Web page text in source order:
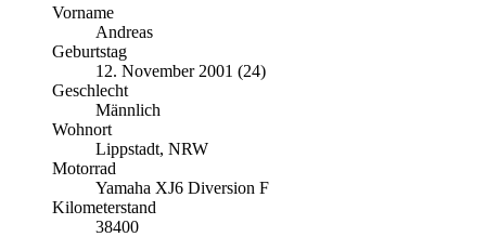
Vorname
Andreas
Geburtstag
12. November 2001 (24)
Geschlecht
Männlich
Wohnort
Lippstadt, NRW
Motorrad
Yamaha XJ6 Diversion F
Kilometerstand
38400